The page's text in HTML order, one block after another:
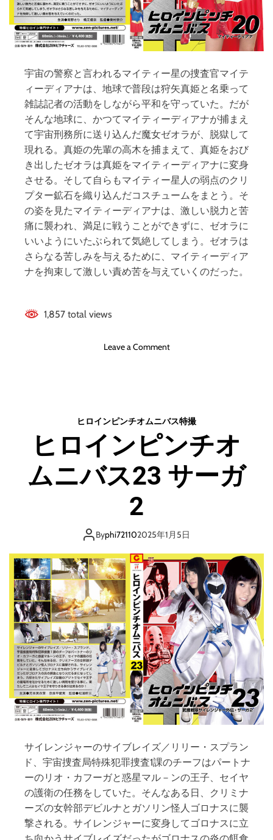
宇宙の警察と言われるマイティー星の捜査官マイテ
ィーディアナは、地球で普段は狩矢真姫と名乗って
雑誌記者の活動をしながら平和を守っていた。だが
そんな地球に、かつてマイティーディアナが捕まえ
て宇宙刑務所に送り込んだ魔女ゼオラが、脱獄して
現れる。真姫の先輩の高木を捕まえて、真姫をおび
き出したゼオラは真姫をマイティーディアナに変身
させる。そして自らもマイティー星人の弱点のクリ
プター鉱石を織り込んだコスチュームをまとう。そ
の姿を見たマイティーディアナは、激しい脱力と苦
痛に襲われ、満足に戦うことができずに、ゼオラに
いいようにいたぶられて気絶してしまう。ゼオラは
さらなる苦しみを与えるために、マイティーディア
ナを拘束して激しい責め苦を与えていくのだった。
1,857 total views
Leave a Commento
ピ
ン
チ
オ
ム
2
マ
テ
ィ
ー
デ
ィ
ア
ナ
ヒロインピンチオムニバス特撮
ヒロインピンチオ
ムニバス23 サーガ
2
Byphi721102025年1月5日
サイレンジャーのサイブレイズ／リリー・スプラン
ド、宇宙捜査局特殊犯罪捜査1課のチーフはパートナ
ーのリオ・カフーガと惑星マル－ンの王子、セイヤ
の護衛の任務をしていた。そんなある日、クリミナ
ーズの女幹部デビルナとガソリン怪人ゴロナスに襲
撃される。サイレンジャーに変身してゴロナスに立